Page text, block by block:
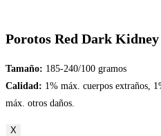
Porotos Red Dark Kidney
Tamaño: 185-240/100 gramos
Calidad: 1% máx. cuerpos extraños,
máx. otros daños.
X